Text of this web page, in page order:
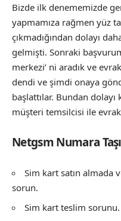
Bizde ilk denememizde
yapmamıza rağmen yüz
çıkmadığından dolayı
gelmişti. Sonraki
merkezi’ ni aradık ve
dendi ve şimdi onaya
başlattılar. Bundan
müşteri temsilcisi ile
Netgsm Numara
Sim kart satın almada
sorun.
Sim kart teslim sorunu.